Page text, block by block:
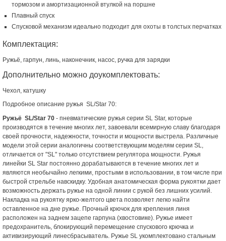
тормозом и амортизационной втулкой на поршне
Плавный спуск
Спусковой механизм идеально подходит для охоты в толстых перчатках
Комплектация:
Ружьё, гарпун, линь, наконечник, насос, ручка для зарядки
Дополнительно можно доукомплектовать:
Чехол, катушку
Подробное описание ружья SL/Star 70:
Ружьё SL/Star 70 - пневматические ружья серии SL Star, которые
производятся в течение многих лет, завоевали всемирную славу благодаря
своей прочности, надежности, точности и мощности выстрела. Различные
модели этой серии аналогичны соответствующим моделям серии SL,
отличается от "SL" только отсутствием регулятора мощности. Ружья
линейки SL Star постоянно дорабатываются в течение многих лет и
являются необычайно легкими, простыми в использовании, в том числе при
быстрой стрельбе навскидку. Удобная анатомическая форма рукоятки дает
возможность держать ружье на одной линии с рукой без лишних усилий.
Накладка на рукоятку ярко-желтого цвета позволяет легко найти
оставленное на дне ружье. Прочный крючок для крепления линя
расположен на заднем зацепе гарпуна (хвостовике). Ружье имеет
предохранитель, блокирующий перемещение спускового крючка и
активизирующий линесбрасыватель. Ружье SL укомплектовано стальным